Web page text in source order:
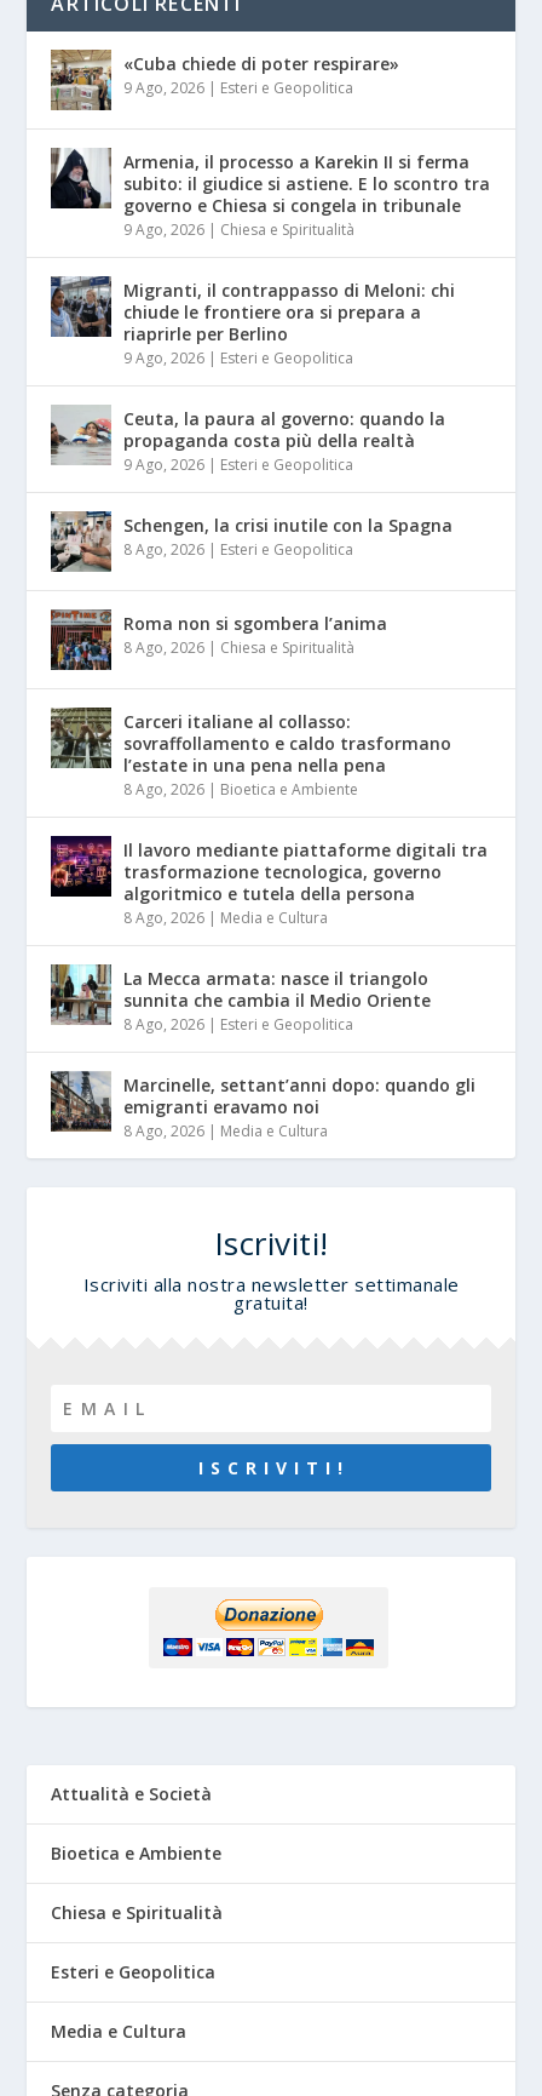
«Cuba chiede di poter respirare»
9 Ago, 2026 | Esteri e Geopolitica
Armenia, il processo a Karekin II si ferma
subito: il giudice si astiene. E lo scontro tra
governo e Chiesa si congela in tribunale
9 Ago, 2026 | Chiesa e Spiritualità
Migranti, il contrappasso di Meloni: chi
chiude le frontiere ora si prepara a
riaprirle per Berlino
9 Ago, 2026 | Esteri e Geopolitica
Ceuta, la paura al governo: quando la
propaganda costa più della realtà
9 Ago, 2026 | Esteri e Geopolitica
Schengen, la crisi inutile con la Spagna
8 Ago, 2026 | Esteri e Geopolitica
Roma non si sgombera l’anima
8 Ago, 2026 | Chiesa e Spiritualità
Carceri italiane al collasso:
sovraffollamento e caldo trasformano
l’estate in una pena nella pena
8 Ago, 2026 | Bioetica e Ambiente
Il lavoro mediante piattaforme digitali tra
trasformazione tecnologica, governo
algoritmico e tutela della persona
8 Ago, 2026 | Media e Cultura
La Mecca armata: nasce il triangolo
sunnita che cambia il Medio Oriente
8 Ago, 2026 | Esteri e Geopolitica
Marcinelle, settant’anni dopo: quando gli
emigranti eravamo noi
8 Ago, 2026 | Media e Cultura
Iscriviti!
Iscriviti alla nostra newsletter settimanale
gratuita!
I S C R I V I T I !
Attualità e Società
Bioetica e Ambiente
Chiesa e Spiritualità
Esteri e Geopolitica
Media e Cultura
Senza categoria